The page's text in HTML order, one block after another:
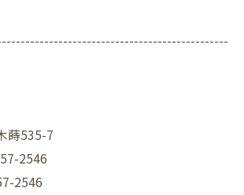
蒔535-7
2546
2546